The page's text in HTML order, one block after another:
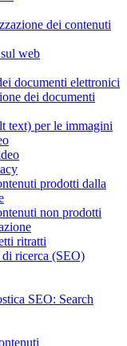
dei contenuti
web
documenti elettronici
dei documenti
text) per le immagini
prodotti dalla
non prodotti
ritratti
ricerca (SEO)
SEO: Search